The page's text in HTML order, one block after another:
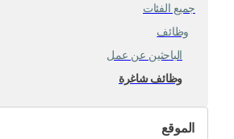
جميع الفئات
وظائف
الباحثين عن عمل
وظائف شاغرة
الموقع